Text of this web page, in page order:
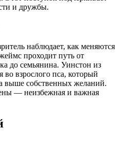
и дружбы.
наблюдает, как меняются
проходит путь от
до семьянина. Уинстон из
во взрослого пса, который
выше собственных желаний.
— неизбежная и важная